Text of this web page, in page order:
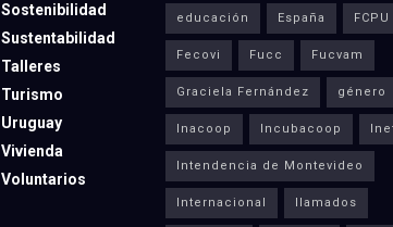
Sostenibilidad
Sustentabilidad
Talleres
Turismo
Uruguay
Vivienda
Voluntarios
educación España FCPU
Fecovi Fucc Fucvam
Graciela Fernández género
Inacoop Incubacoop
Intendencia de Montevideo
Internacional llamados